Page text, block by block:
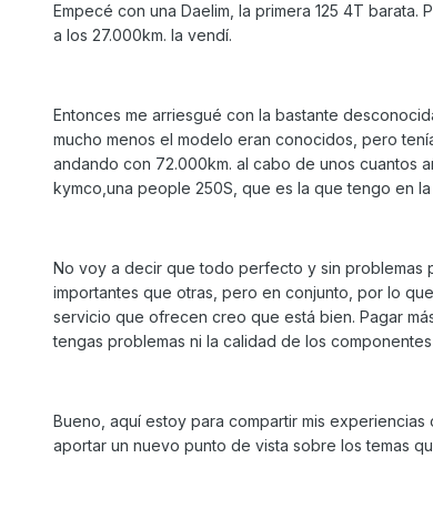
Empecé con una Daelim, la primera 125 4T
a los 27.000km. la vendí.
Entonces me arriesgué con la bastante
mucho menos el modelo eran conocidos, pero
andando con 72.000km. al cabo de unos cuantos
kymco,una people 250S, que es la que tengo en
No voy a decir que todo perfecto y sin problemas
importantes que otras, pero en conjunto, por lo
servicio que ofrecen creo que está bien. Pagar
tengas problemas ni la calidad de los componentes
Bueno, aquí estoy para compartir mis
aportar un nuevo punto de vista sobre los temas